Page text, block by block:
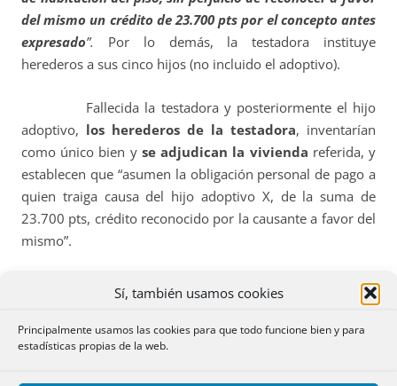
Sí, también usamos cookies
Principalmente usamos las cookies para que todo funcione bien y para
estadísticas propias de la web.
del mismo un crédito de23.700 pts por el concepto antes
expresado”. Por lo demás, la testadora instituye
herederos a sus cinco hijos (no incluido el adoptivo).
Fallecida la testadora y posteriormente el hijo
adoptivo, los herederos de la testadora, inventarían
como único bien y se adjudican la vivienda referida, y
establecen que “asumen la obligación personal de pago a
quien traiga causa del hijo adoptivo X, de la suma de
23.700 pts, crédito reconocido por la causante a favor del
mismo”.
REGISTRADOR: Se limita
exigir, ad cautelam, en
la partición, la intervención de los herederos del hijo
adoptivo,pero sin fundamentar el por qué de tal
pretensión (La DG critica esa falta de fundamentación,